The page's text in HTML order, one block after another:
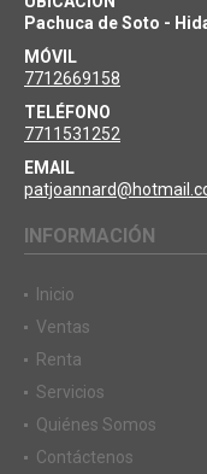
Pachuca de Soto -
MÓVIL
7712669158
TELÉFONO
7711531252
EMAIL
INFORMACIÓN
Inicio
Ventas
Renta
Servicios
Quiénes Somos
Contáctenos